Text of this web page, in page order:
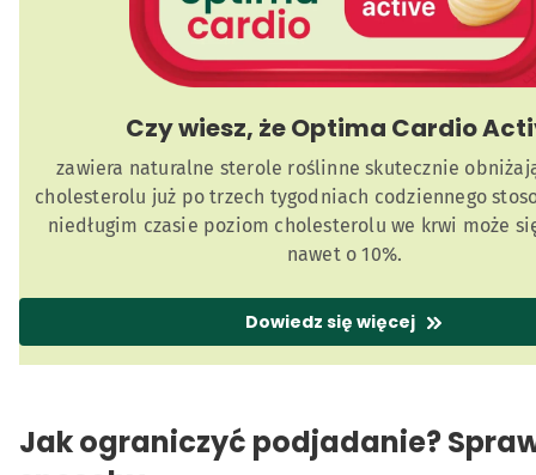
Czy wiesz, że Optima Cardio
zawiera naturalne sterole roślinne skutecznie
cholesterolu już po trzech tygodniach codziennego
niedługim czasie poziom cholesterolu we krwi może
nawet o 10%.
Dowiedz się więcej
Jak ograniczyć podjadanie?